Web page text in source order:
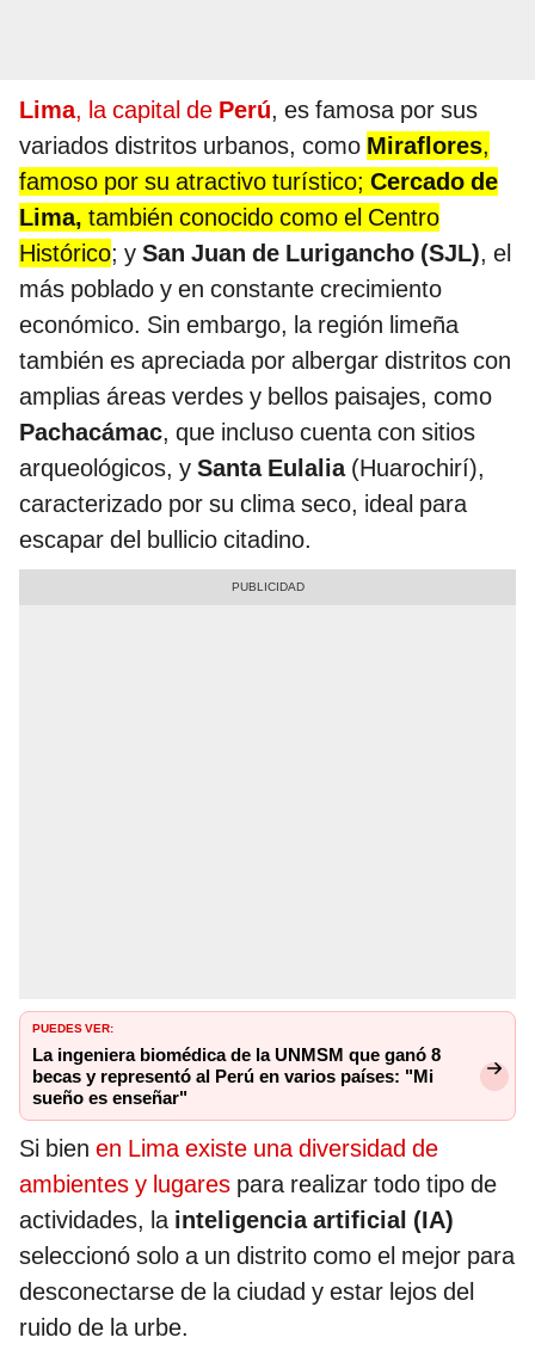
Lima, la capital de Perú, es famosa por sus
variados distritos urbanos, como Miraflores,
famoso por su atractivo turístico; Cercado de
Lima, también conocido como el Centro
Histórico; y San Juan de Lurigancho (SJL), el
más poblado y en constante crecimiento
económico. Sin embargo, la región limeña
también es apreciada por albergar distritos con
amplias áreas verdes y bellos paisajes, como
Pachacámac, que incluso cuenta con sitios
arqueológicos, y Santa Eulalia(Huarochirí),
caracterizado por su clima seco, ideal para
escapar del bullicio citadino.
PUEDES VER:
La ingeniera biomédica de la UNMSM que ganó 8
becas y representó al Perú en varios países: "Mi
sueño es enseñar"
Si bien en Lima existe una diversidad de
ambientes y lugares para realizar todo tipo de
actividades, la inteligencia artificial (IA)
seleccionó solo a un distrito como el mejor para
desconectarse de la ciudad y estar lejos del
ruido de la urbe.